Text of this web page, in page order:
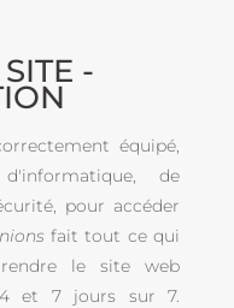
-
équipé,
de
pour accéder
fait tout ce qui
le site web
et 7 jours sur 7.